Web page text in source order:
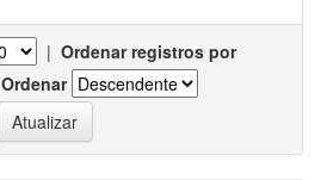
| Ordenar registros por
Ordenar